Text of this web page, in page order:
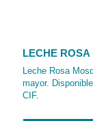
LECHE
Leche Rosa
mayor.
CIF.